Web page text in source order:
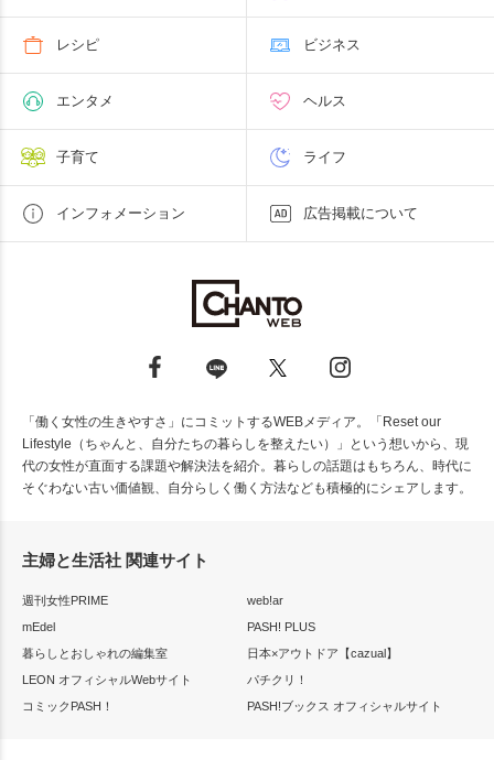
レシピ ビジネス
エンタメ ヘルス
子育て ライフ
インフォメーション 広告掲載について
「働く女性の生きやすさ」にコミットするWEBメディア。「Reset our
Lifestyle（ちゃんと、自分たちの暮らしを整えたい）」という想いから、現
代の女性が直面する課題や解決法を紹介。暮らしの話題はもちろん、時代に
そぐわない古い価値観、自分らしく働く方法なども積極的にシェアします。
主婦と生活社 関連サイト
週刊女性PRIME
web!ar
mEdel
PASH! PLUS
暮らしとおしゃれの編集室
日本×アウトドア【cazual】
LEON オフィシャルWebサイト
パチクリ！
コミックPASH！
PASH!ブックス オフィシャルサイト